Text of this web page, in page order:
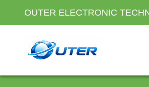
OUTER ELECTRONIC